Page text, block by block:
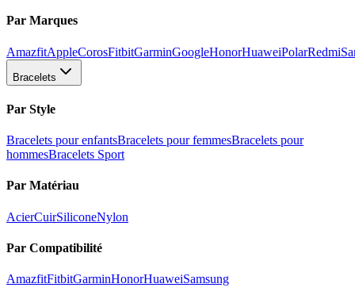
Par Marques
AmazfitAppleCorosFitbitGarminGoogleHonorHuaweiPolarRedmi
Bracelets
Par Style
Bracelets pour enfantsBracelets pour femmesBracelets pour
hommesBracelets Sport
Par Matériau
AcierCuirSiliconeNylon
Par Compatibilité
AmazfitFitbitGarminHonorHuaweiSamsung